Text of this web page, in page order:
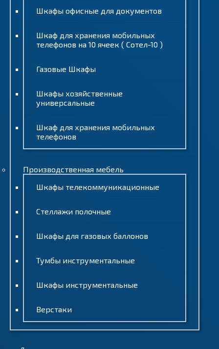
Шкафы офисные для документов
Шкаф для хранения мобильных
телефонов на 10 ячеек ( Сотел-10 )
Газовые Шкафы
Шкафы хозяйственные
универсальные
Шкаф для хранения мобильных
телефонов
Производственная мебель
Шкафы телекоммуникационные
Стеллажи полочные
Шкафы для газовых баллонов
Тумбы инструментальные
Шкафы инструментальные
Верстаки